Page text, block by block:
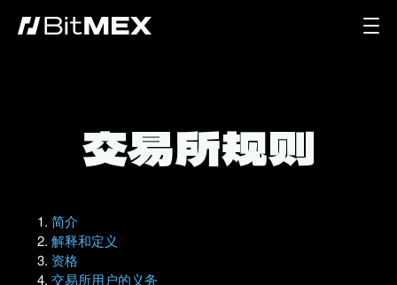
交易所规则
简介
解释和定义
资格
交易所用户的义务